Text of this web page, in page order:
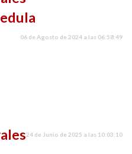
06 de Agosto de 2024 a las 06:58:49
24 de Junio de 2025 a las 10:03:10